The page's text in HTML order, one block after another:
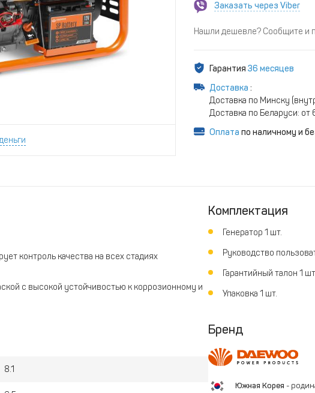
Заказать через Viber
Нашли дешевле? Сообщите и
Гарантия 36 месяцев
Доставка :
Доставка по Минску
Доставка по Беларуси: от
Оплата по наличному и
контроль качества на всех стадиях
с высокой устойчивостью к коррозионному и
пошаговая схема быстрого запуска
применять генератор для питания
8.1
Комплектация
Генератор 1 шт.
Руководство
Гарантийный талон 1
Упаковка 1 шт.
Бренд
Южная Корея -